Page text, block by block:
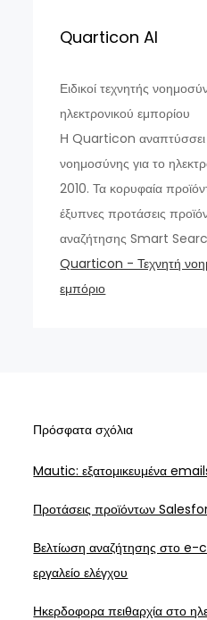
Quarticon AI
Ειδικοί τεχνητής
ηλεκτρονικού εμπορίου
Η Quarticon αναπτύσσει
νοημοσύνης για το
2010. Τα κορυφαία
έξυπνες προτάσεις
αναζήτησης Smart
Quarticon - Τεχνητή
εμπόριο
Πρόσφατα σχόλια
Mautic: εξατομικευμένα
Προτάσεις προϊόντων
Βελτίωση αναζήτησης στο
εργαλείο ελέγχου
Ηκερδοφορα πειθαρχία στο